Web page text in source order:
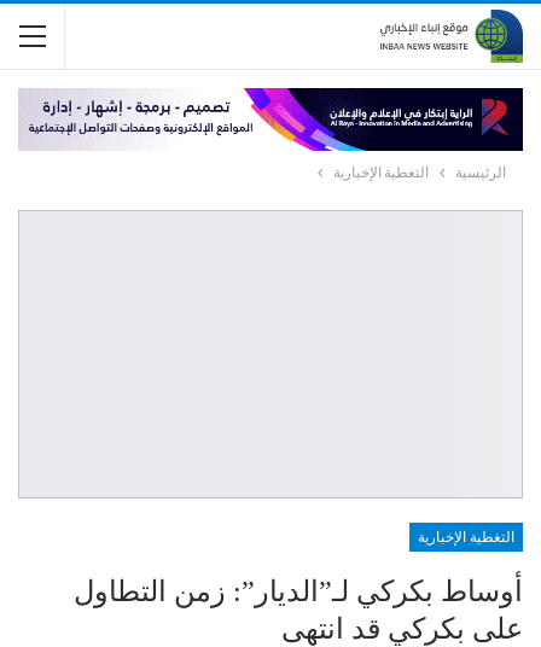
الرئيسية التغطية الإخبارية
التغطية الإخبارية
أوساط بكركي لـ”الديار”: زمن التطاول
على بكركي قد انتهى